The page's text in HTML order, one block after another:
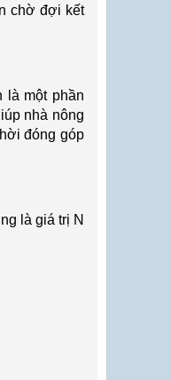
chờ đợi kết
là một phần
nhà nông
đóng góp
l à giá trị N